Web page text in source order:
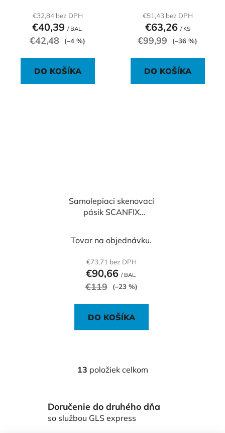
€32,84 bez DPH
€40,39 / BAL.
€42,48 (–4 %)
DO KOŠÍKA
€51,43 bez DPH
€63,26 / KS
€99,99 (–36 %)
DO KOŠÍKA
Samolepiaci skenovací
pásik SCANFIX
skenovacie pásy
Tovar na objednávku.
€73,71 bez DPH
€90,66 / BAL.
€119 (–23 %)
DO KOŠÍKA
O
á
d
13 položiek celkom
Doručenie do druhého dňa
so službou GLS express